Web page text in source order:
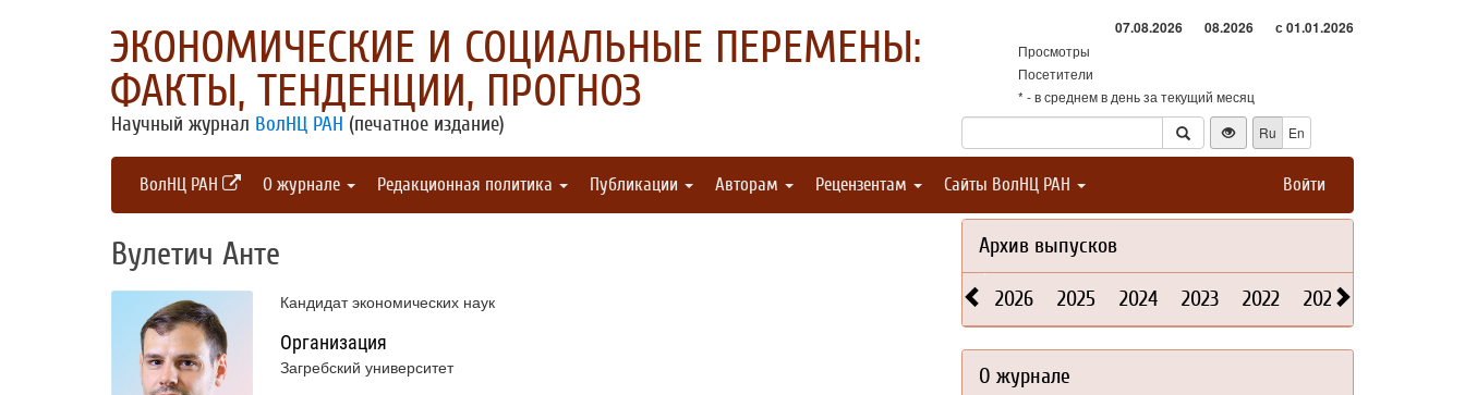
ЭКОНОМИЧЕСКИЕ И СОЦИАЛЬНЫЕ ПЕРЕМЕНЫ:
ФАКТЫ, ТЕНДЕНЦИИ, ПРОГНОЗ
Научный журнал ВолНЦ РАН (печатное издание)
07.08.2026 08.2026 с 01.01.2026
Просмотры
Посетители
* - в среднем в день за текущий месяц
Ru
En
ВолНЦ РАН О журнале Редакционная политика Публикации Авторам Рецензентам Сайты ВолНЦ РАН Войти
Вулетич Анте
Кандидат экономических наук
Организация
Загребский университет
Архив выпусков
2026 2025 2024 2023 2022 2021
О журнале